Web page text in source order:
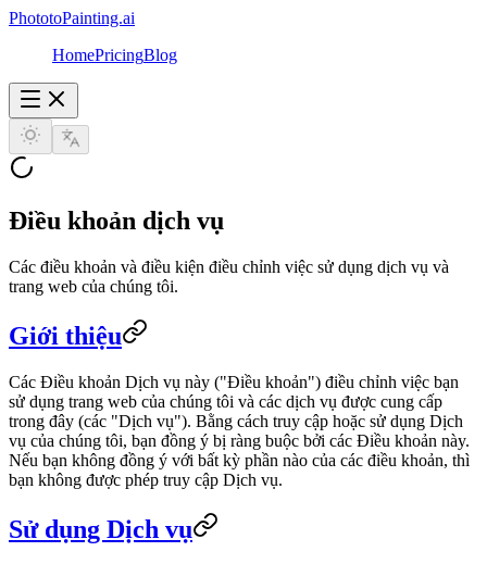
PhototoPainting.ai
HomePricingBlog
Điều khoản dịch vụ
Các điều khoản và điều kiện điều chỉnh việc sử dụng dịch vụ và
trang web của chúng tôi.
Giới thiệu
Các Điều khoản Dịch vụ này ("Điều khoản") điều chỉnh việc bạn
sử dụng trang web của chúng tôi và các dịch vụ được cung cấp
trong đây (các "Dịch vụ"). Bằng cách truy cập hoặc sử dụng Dịch
vụ của chúng tôi, bạn đồng ý bị ràng buộc bởi các Điều khoản này.
Nếu bạn không đồng ý với bất kỳ phần nào của các điều khoản, thì
bạn không được phép truy cập Dịch vụ.
Sử dụng Dịch vụ